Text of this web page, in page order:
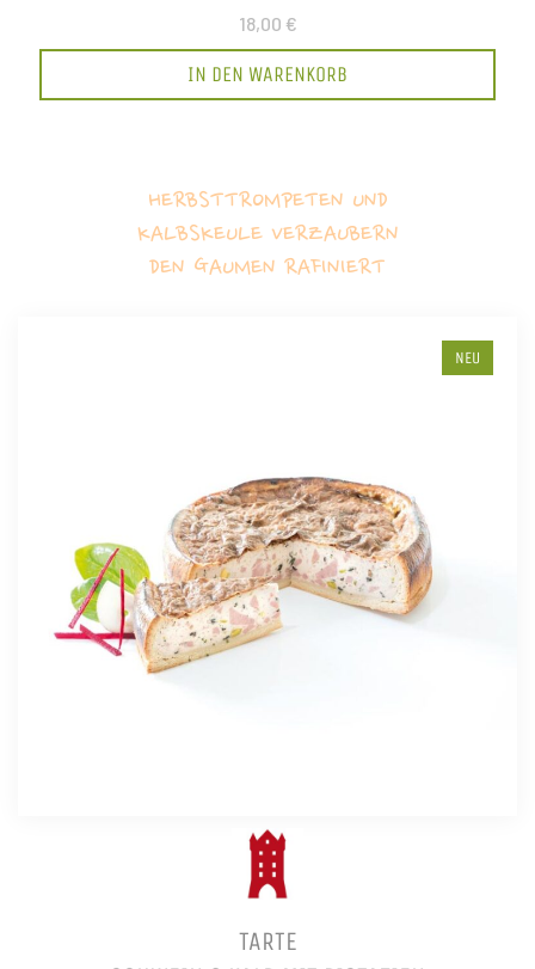
18,00 €
IN DEN WARENKORB
HERBSTTROMPETEN UND
KALBSKEULE VERZAUBERN
DEN GAUMEN RAFINIERT
NEU
TARTE